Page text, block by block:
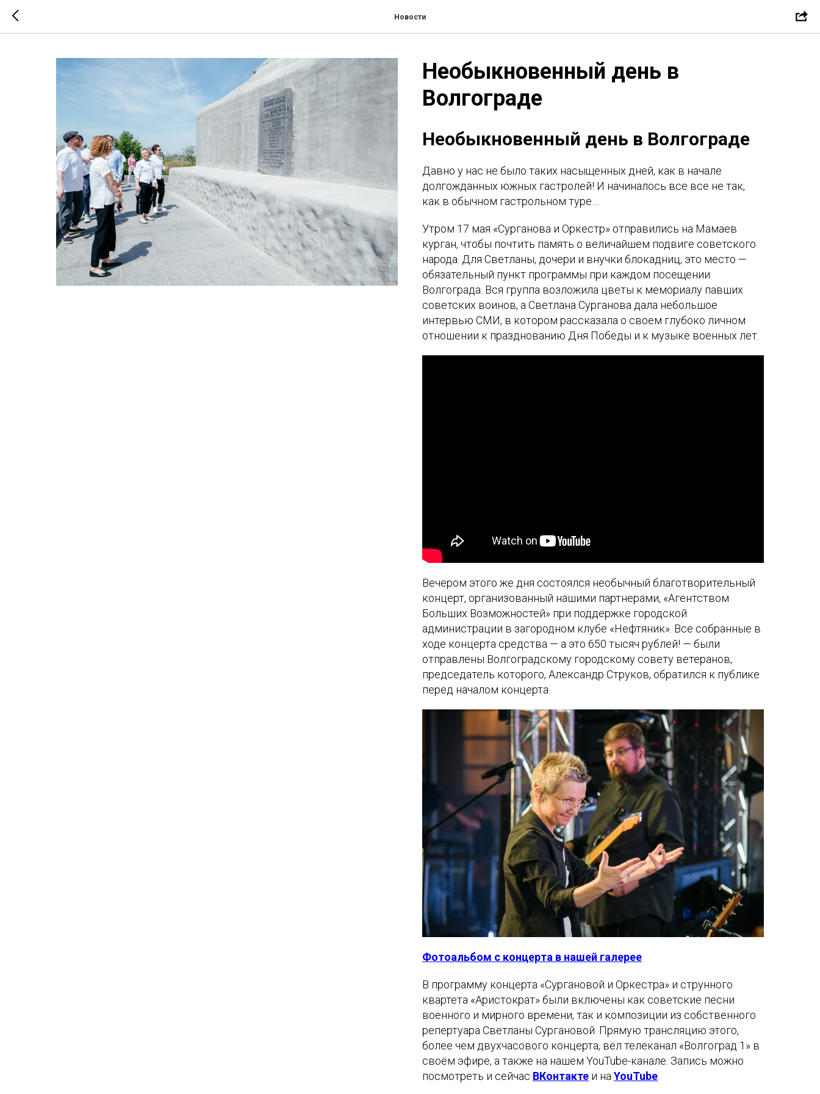
Новости
Необыкновенный день в
Волгограде
Необыкновенный день в Волгограде
Давно у нас не было таких насыщенных дней, как в начале
долгожданных южных гастролей! И начиналось все все не так,
как в обычном гастрольном туре…
Утром 17 мая «Сурганова и Оркестр» отправились на Мамаев
курган, чтобы почтить память о величайшем подвиге советского
народа. Для Светланы, дочери и внучки блокадниц, это место —
обязательный пункт программы при каждом посещении
Волгограда. Вся группа возложила цветы к мемориалу павших
советских воинов, а Светлана Сурганова дала небольшое
интервью СМИ, в котором рассказала о своем глубоко личном
отношении к празднованию Дня Победы и к музыке военных лет.
Вечером этого же дня состоялся необычный благотворительный
концерт, организованный нашими партнерами, «Агентством
Больших Возможностей» при поддержке городской
администрации в загородном клубе «Нефтяник». Все собранные в
ходе концерта средства — а это 650 тысяч рублей! — были
отправлены Волгоградскому городскому совету ветеранов,
председатель которого, Александр Струков, обратился к публике
перед началом концерта.
Фотоальбом с концерта в нашей галерее
В программу концерта «Сургановой и Оркестра» и струнного
квартета «Аристократ» были включены как советские песни
военного и мирного времени, так и композиции из собственного
репертуара Светланы Сургановой. Прямую трансляцию этого,
более чем двухчасового концерта, вёл телеканал «Волгоград 1» в
своём эфире, а также на нашем YouTube-канале. Запись можно
посмотреть и сейчас ВКонтакте и наYouTube.